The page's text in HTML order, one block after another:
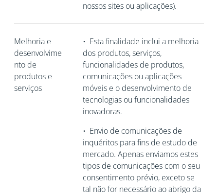
nossos sites ou aplicações).
Melhoria e
desenvolvime
nto de
produtos e
serviços
• Esta finalidade inclui a melhoria
dos produtos, serviços,
funcionalidades de produtos,
comunicações ou aplicações
móveis e o desenvolvimento de
tecnologias ou funcionalidades
inovadoras.
• Envio de comunicações de
inquéritos para fins de estudo de
mercado. Apenas enviamos estes
tipos de comunicações com o seu
consentimento prévio, exceto se
tal não for necessário ao abrigo da